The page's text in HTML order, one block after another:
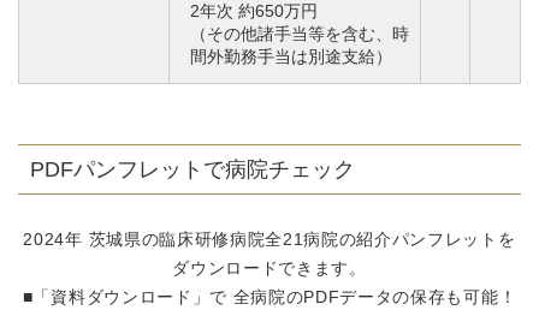
2年次 約650万円
（その他諸手当等を含む、時
間外勤務手当は別途支給）
PDFパンフレットで病院チェック
2024年 茨城県の臨床研修病院全21病院の紹介パンフレットを
ダウンロードできます。
■「資料ダウンロード」で 全病院のPDFデータの保存も可能！